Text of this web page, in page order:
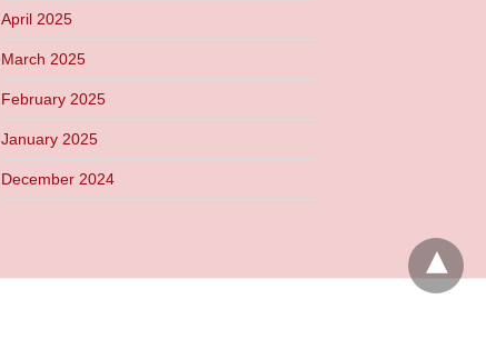
April 2025
March 2025
February 2025
January 2025
December 2024